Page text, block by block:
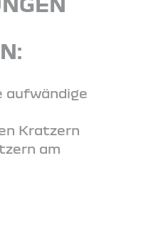
aufwändige
Kratzern
am